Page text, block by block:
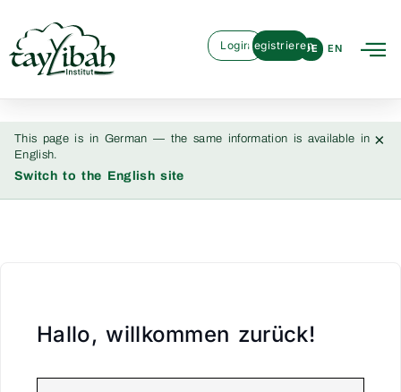
DE EN
LoginRegistrieren
This page is in German — the same information is available in
English.
Switch to the English site
×
Hallo, willkommen zurück!